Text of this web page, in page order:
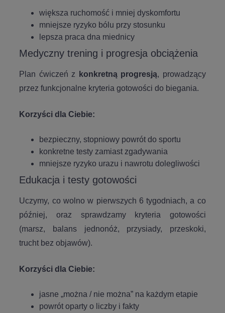
większa ruchomość i mniej dyskomfortu
mniejsze ryzyko bólu przy stosunku
lepsza praca dna miednicy
Medyczny trening i progresja obciążenia
Plan ćwiczeń z konkretną progresją, prowadzący
przez funkcjonalne kryteria gotowości do biegania.
Korzyści dla Ciebie:
bezpieczny, stopniowy powrót do sportu
konkretne testy zamiast zgadywania
mniejsze ryzyko urazu i nawrotu dolegliwości
Edukacja i testy gotowości
Uczymy, co wolno w pierwszych 6 tygodniach, a co
później, oraz sprawdzamy kryteria gotowości
(marsz, balans jednonóż, przysiady, przeskoki,
trucht bez objawów).
Korzyści dla Ciebie:
jasne „można / nie można” na każdym etapie
powrót oparty o liczby i fakty